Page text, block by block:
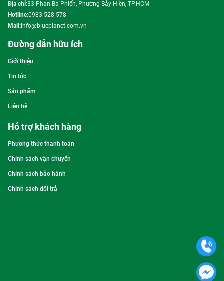
Địa chỉ:33 Phan Bá Phiến, Phường Bảy Hiền, TP.HCM
Hotline:0983 528 578
Mail:info@blueplanet.com.vn
Đường dẫn hữu ích
Giới thiệu
Tin tức
Sản phẩm
Liên hệ
Hỗ trợ khách hàng
Phương thức thanh toán
Chính sách vận chuyển
Chính sách bảo hành
Chính sách đổi trả